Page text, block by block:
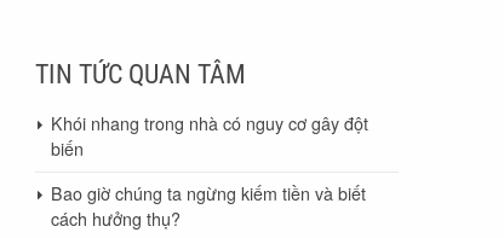
TIN TỨC QUAN TÂM
Khói nhang trong nhà có nguy cơ gây đột
biến
Bao giờ chúng ta ngừng kiếm tiền và biết
cách hưởng thụ?